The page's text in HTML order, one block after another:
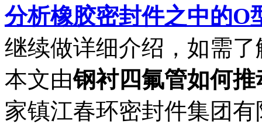
分析橡胶密封件之中的O
继续做详细介绍，如需
本文由钢衬四氟管如何
家镇江春环密封件集团有